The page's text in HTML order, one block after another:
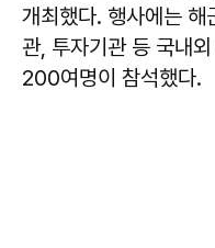
개최했다. 행사에는 해
관, 투자기관 등 국내
200여명이 참석했다.